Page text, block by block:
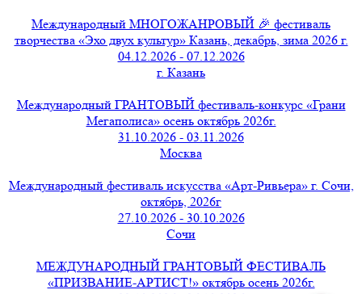
Международный МНОГОЖАНРОВЫЙ 🎉 фестиваль
творчества «Эхо двух культур» Казань, декабрь, зима 2026 г.
04.12.2026 - 07.12.2026
г. Казань
Международный ГРАНТОВЫЙ фестиваль-конкурс «Грани
Мегаполиса» осень октябрь 2026г.
31.10.2026 - 03.11.2026
Москва
Международный фестиваль искусства «Арт-Ривьера» г. Сочи,
октябрь, 2026г
27.10.2026 - 30.10.2026
Сочи
МЕЖДУНАРОДНЫЙ ГРАНТОВЫЙ ФЕСТИВАЛЬ
«ПРИЗВАНИЕ-АРТИСТ!» октябрь осень 2026г.